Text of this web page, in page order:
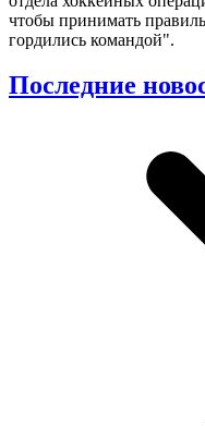
чтобы принимать
гордились командой".
Последние